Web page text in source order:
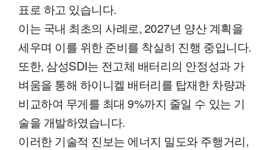
표로 하고 있습니다.
이는 국내 최초의 사례로, 2027년 양산 계획을
세우며 이를 위한 준비를 착실히 진행 중입니다.
또한, 삼성SDI는 전고체 배터리의 안정성과 가
벼움을 통해 하이니켈 배터리를 탑재한 차량과
비교하여 무게를 최대 9%까지 줄일 수 있는 기
술을 개발하였습니다.
이러한 기술적 진보는 에너지 밀도와 주행거리,